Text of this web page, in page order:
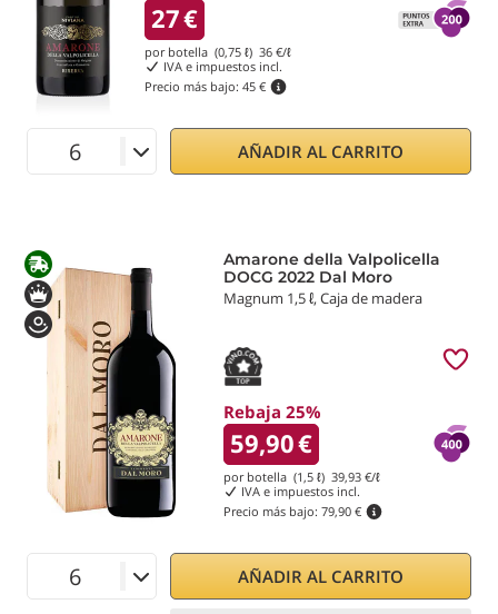
27€
por botella (0,75 ℓ) 36 €/ℓ
IVA e impuestos incl.
Precio más bajo: 45 €
AÑADIR AL CARRITO
Amarone della Valpolicella
DOCG 2022 Dal Moro
Magnum 1,5 ℓ, Caja de madera
Rebaja 25%
59,90€
por botella (1,5 ℓ) 39,93€/ℓ
IVA e impuestos incl.
Precio más bajo: 79,90 €
AÑADIR AL CARRITO